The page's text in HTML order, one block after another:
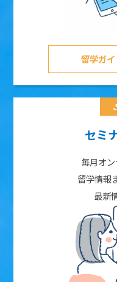
留学ガ
セミ
毎月オ
留学情報
最新